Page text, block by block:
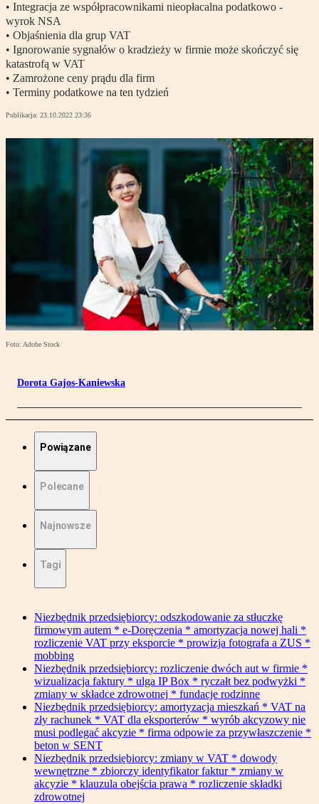
• Integracja ze współpracownikami nieopłacalna podatkowo -
wyrok NSA
• Objaśnienia dla grup VAT
• Ignorowanie sygnałów o kradzieży w firmie może skończyć się
katastrofą w VAT
• Zamrożone ceny prądu dla firm
• Terminy podatkowe na ten tydzień
Publikacja: 23.10.2022 23:36
Foto: Adobe Stock
Dorota Gajos-Kaniewska
Powiązane
Polecane
Najnowsze
Tagi
Niezbędnik przedsiębiorcy: odszkodowanie za stłuczkę
firmowym autem * e-Doręczenia * amortyzacja nowej hali *
rozliczenie VAT przy eksporcie * prowizja fotografa a ZUS *
mobbing
Niezbędnik przedsiębiorcy: rozliczenie dwóch aut w firmie *
wizualizacja faktury * ulga IP Box * ryczałt bez podwyżki *
zmiany w składce zdrowotnej * fundacje rodzinne
Niezbędnik przedsiębiorcy: amortyzacja mieszkań * VAT na
zły rachunek * VAT dla eksporterów * wyrób akcyzowy nie
musi podlegać akcyzie * firma odpowie za przywłaszczenie *
beton w SENT
Niezbędnik przedsiębiorcy: zmiany w VAT * dowody
wewnętrzne * zbiorczy identyfikator faktur * zmiany w
akcyzie * klauzula obejścia prawa * rozliczenie składki
zdrowotnej